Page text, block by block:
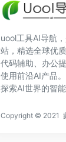
uool工具AI导航
站，精选全球优
代码辅助、办公
使用前沿AI产品
探索AI世界的智能
Copyright © 2021